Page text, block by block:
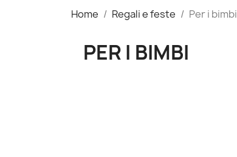
Home Regali e feste Per i bimbi
PER I BIMBI